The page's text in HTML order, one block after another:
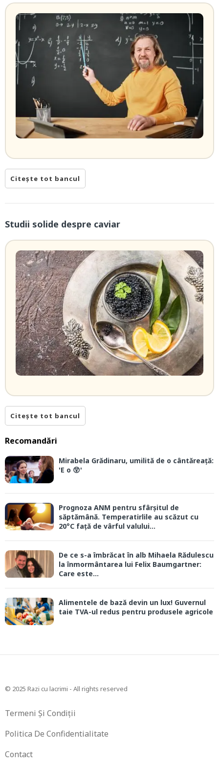
Citește tot bancul
Studii solide despre caviar
Citește tot bancul
Recomandări
Mirabela Grădinaru, umilită de o cântăreață:
'E o 😲'
Prognoza ANM pentru sfârșitul de
săptămână. Temperatirlile au scăzut cu
20°C față de vârful valului...
De ce s-a îmbrăcat în alb Mihaela Rădulescu
la înmormântarea lui Felix Baumgartner:
Care este...
Alimentele de bază devin un lux! Guvernul
taie TVA-ul redus pentru produsele agricole
© 2025 Razi cu lacrimi - All rights reserved
Termeni Și Condiții
Politica De Confidentialitate
Contact